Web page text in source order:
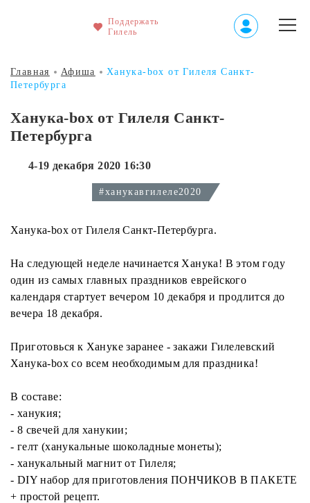
Поддержать
Гилель
Главная Афиша
Ханука-box от Гилеля Санкт-
Петербурга
Ханука-box от Гилеля Санкт-
Петербурга
4-19 декабря 2020 16:30
#ханукавгилеле2020
Ханука-box от Гилеля Санкт-Петербурга.
На следующей неделе начинается Ханука! В этом году
один из самых главных праздников еврейского
календаря стартует вечером 10 декабря и продлится до
вечера 18 декабря.
Приготовься к Хануке заранее - закажи Гилелевский
Ханука-box со всем необходимым для праздника!
В составе:
- ханукия;
- 8 свечей для ханукии;
- гелт (ханукальные шоколадные монеты);
- ханукальный магнит от Гилеля;
- DIY набор для приготовления ПОНЧИКОВ В ПАКЕТЕ
+ простой рецепт.